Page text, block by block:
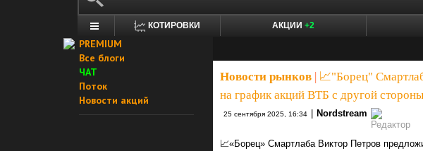
КОТИРОВКИ АКЦИИ +2
PREMIUM
Все блоги
ЧАТ
Поток
Новости акций
Новости рынков
📈"Борец"
на график акций ВТБ с другой
25 сентября 2025, 16:34 Nordstream
📈«Борец» Смартлаба Виктор Петров